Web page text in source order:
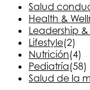
Salud
Health &
Leadership
Lifestyle(2)
Nutrición(4)
Pediatría(58)
Salud de la